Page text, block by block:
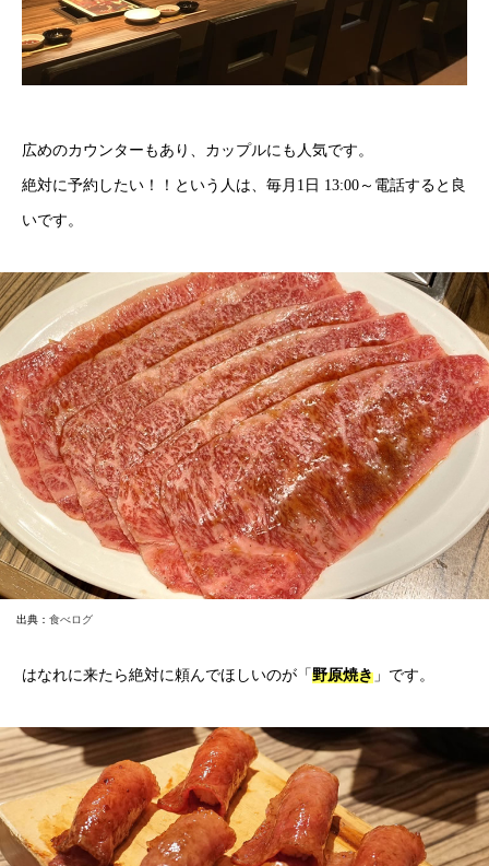
広めのカウンターもあり、カップルにも人気です。
絶対に予約したい！！という人は、毎月1日 13:00～電話すると良
いです。
出典： 食べログ
はなれに来たら絶対に頼んでほしいのが「野原焼き 」です。